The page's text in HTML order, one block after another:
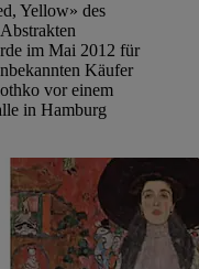
Yellow» des
im Mai 2012 für
Käufer
vor einem
in Hamburg